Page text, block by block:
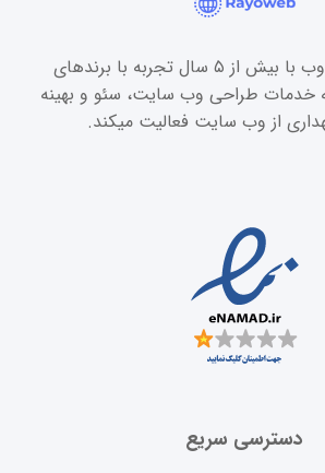
تیم حرفه‌ای رایووب با بیش از ۵ سال تجربه با برندهای
خدمات طراحی وب سایت، سئو و بهینه
از وب سایت فعالیت میکند.
دسترسی سریع